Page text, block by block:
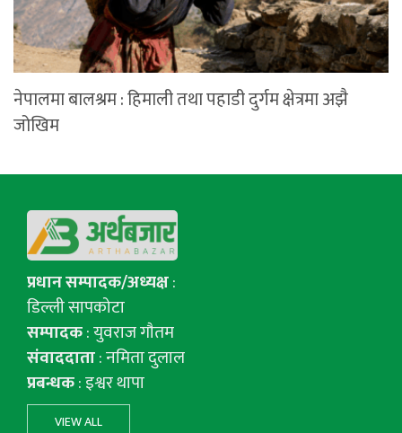
नेपालमा बालश्रम : हिमाली तथा पहाडी दुर्गम क्षेत्रमा अझै
जोखिम
प्रधान सम्पादक/अध्यक्ष:
डिल्ली सापकोटा
सम्पादक: युवराज गाैतम
संवाददाता: नमिता दुलाल
प्रबन्धक: इश्वर थापा
VIEW ALL